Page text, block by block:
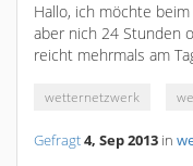
Hallo, ich möchte
aber nich 24 Stunden
reicht mehrmals am
wetternetzwerk
Gefragt4, Sep 2013 in